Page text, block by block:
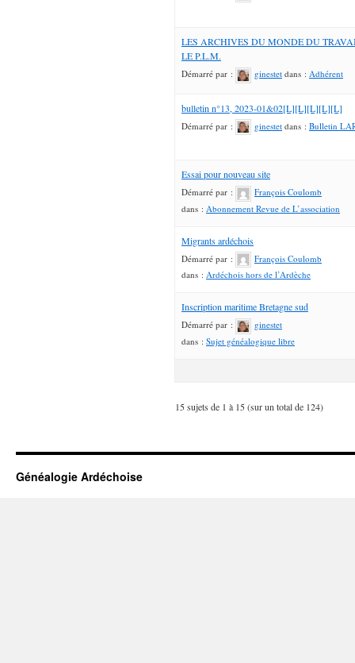
LES ARCHIVES DU MONDE DU
LE P.L.M.
Démarré par : ginestet dans : Adhérent
bulletin n°13, 2023-01&02[L][L][L][L][L]
Démarré par : ginestet dans : Bulletin
Essai pour nouveau site
Démarré par :
François Coulomb
dans : Abonnement Revue de L’association
Migrants ardéchois
Démarré par :
François Coulomb
dans : Ardéchois hors de l’Ardèche
Inscription maritime Bretagne sud
Démarré par :
ginestet
dans : Sujet généalogique libre
15 sujets de 1 à 15 (sur un total de 124)
Généalogie Ardéchoise